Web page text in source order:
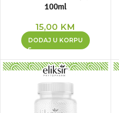
100ml
15,00 KM
DODAJ U KORPU